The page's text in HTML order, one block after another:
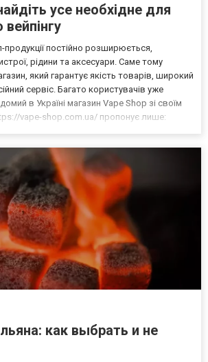
усе необхідне для
постійно розширюється,
рідини та аксесуари. Саме тому
який гарантує якість товарів, широкий
сервіс. Багато користувачів уже
в Україні магазин Vape Shop зі своїм
vape-shop.com.ua/ пропонує лише:
как выбрать и не